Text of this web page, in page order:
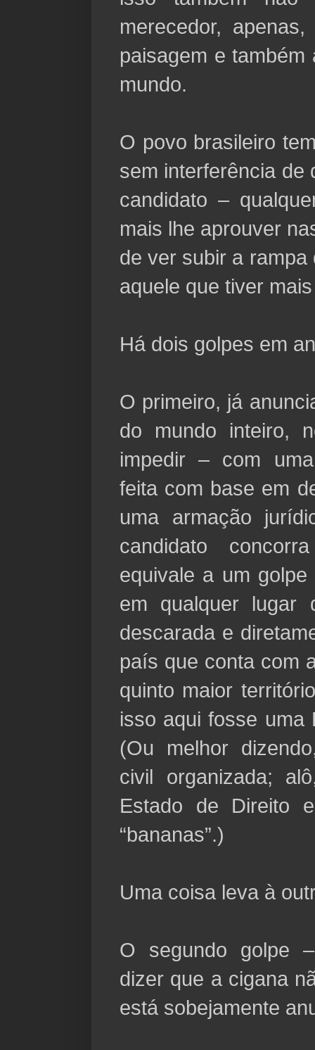
merecedor,
paisagem e
mundo.
O povo brasileiro
sem interferência de
candidato –
mais lhe aprouver
de ver subir a rampa
aquele que tiver
Há dois golpes em
O primeiro, já
do mundo inteiro,
impedir – com
feita com base em
uma armação
candidato
equivale a um
em qualquer lugar
descarada e
país que conta com
quinto maior
isso aqui fosse uma
(Ou melhor
civil organizada;
Estado de Direito
“bananas”.)
Uma coisa leva à
O segundo golpe
dizer que a cigana
está sobejamente